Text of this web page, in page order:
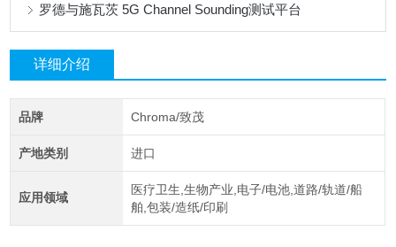
罗德与施瓦茨 5G Channel Sounding测试平台
详细介绍
品牌 Chroma/致茂
产地类别 进口
应用领域
医疗卫生,生物产业,电子/电池,道路/轨道/船
舶,包装/造纸/印刷